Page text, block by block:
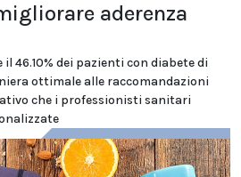
aderenza
46.10% dei pazienti con diabete di
ottimale alle raccomandazioni
che i professionisti sanitari